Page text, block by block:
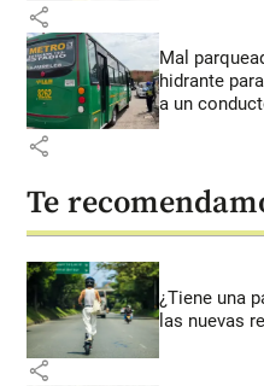
share
Mal
hidrante
a un
share
Te
¿Tiene una
las nuevas
share